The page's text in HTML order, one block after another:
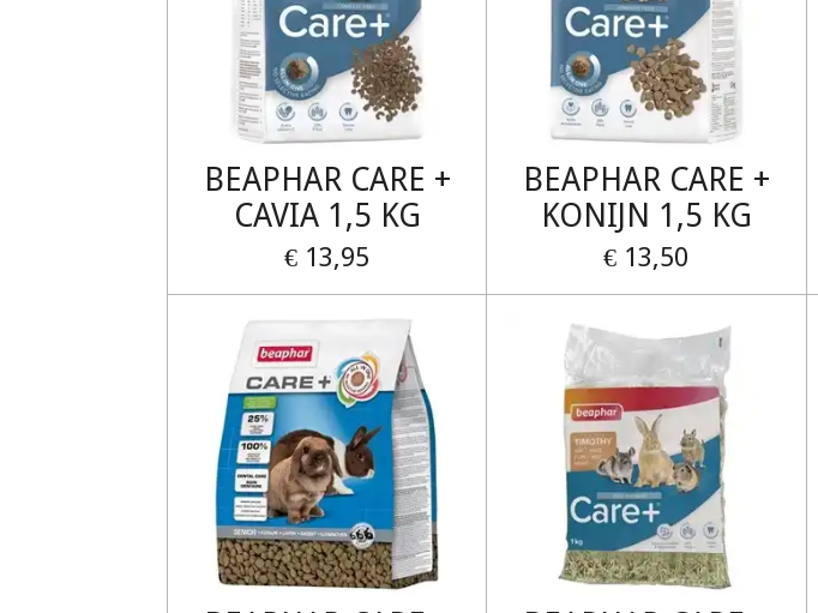
BEAPHAR CARE +
CAVIA 1,5 KG
€ 13,95
BEAPHAR CARE +
KONIJN 1,5 KG
€ 13,50